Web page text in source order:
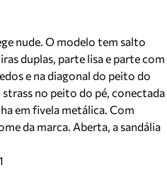
nude. O modelo tem salto
duplas, parte lisa e parte com
e na diagonal do peito do
no peito do pé, conectada
em fivela metálica. Com
da marca. Aberta, a sandália